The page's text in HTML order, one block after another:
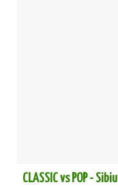
CLASSIC vs POP - Sibiu